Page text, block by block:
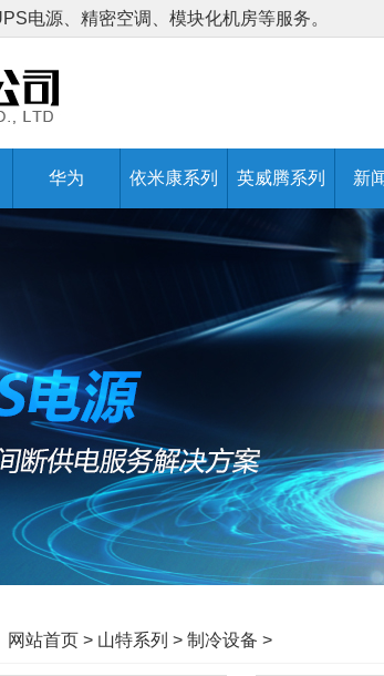
电源、精密空调、模块化机房等服务。
华为 依米康系列 英威腾系列 新
网站首页 > 山特系列 > 制冷设备 >